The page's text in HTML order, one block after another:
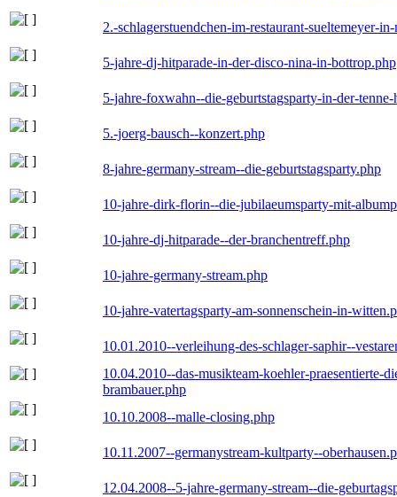
2.-schlagerstuendchen-im-restaurant-sueltemeyer-
5-jahre-dj-hitparade-in-der-disco-nina-in-bottrop.php
5-jahre-foxwahn--die-geburtstagsparty-in-der-tenne-
5.-joerg-bausch--konzert.php
8-jahre-germany-stream--die-geburtstagsparty.php
10-jahre-dirk-florin--die-jubilaeumsparty-mit-
10-jahre-dj-hitparade--der-branchentreff.php
10-jahre-germany-stream.php
10-jahre-vatertagsparty-am-sonnenschein-in-
10.01.2010--verleihung-des-schlager-saphir--
10.04.2010--das-musikteam-koehler-praesentierte-
brambauer.php
10.10.2008--malle-closing.php
10.11.2007--germanystream-kultparty--
12.04.2008--5-jahre-germany-stream--die-